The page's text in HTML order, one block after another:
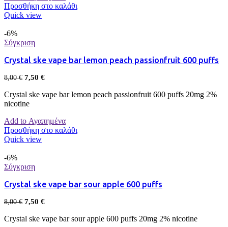
Προσθήκη στο καλάθι
Quick view
-6%
Σύγκριση
Crystal ske vape bar lemon peach passionfruit 600 puffs
8,00€ 7,50 €
Crystal ske vape bar lemon peach passionfruit 600 puffs 20mg 2%
nicotine
Add to Αγαπημένα
Προσθήκη στο καλάθι
Quick view
-6%
Σύγκριση
Crystal ske vape bar sour apple 600 puffs
8,00€ 7,50 €
Crystal ske vape bar sour apple 600 puffs 20mg 2% nicotine